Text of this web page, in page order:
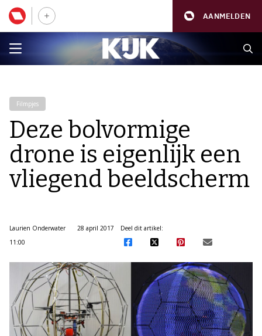
AANMELDEN
Filmpjes
Deze bolvormige
drone is eigenlijk een
vliegend beeldscherm
Laurien Onderwater
28 april 2017
11:00
Deel dit artikel: